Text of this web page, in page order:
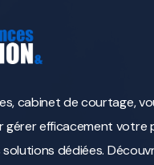
cabinet de courtage,
gérer efficacement votre
dédiées.